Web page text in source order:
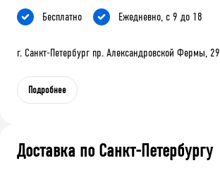
Бесплатно Ежедневно, с 9 до 18
г. Санкт-Петербург пр. Александровской Фермы, 29
Подробнее
Доставка по Санкт-Петербургу